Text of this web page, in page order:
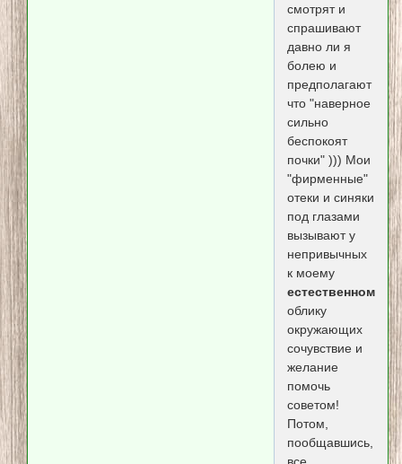
смотрят и
спрашивают
давно ли я
болею и
предполагают
что "наверное
сильно
беспокоят
почки" ))) Мои
"фирменные"
отеки и синяки
под глазами
вызывают у
непривычных
к моему
естественному
облику
окружающих
сочувствие и
желание
помочь
советом!
Потом,
пообщавшись,
все